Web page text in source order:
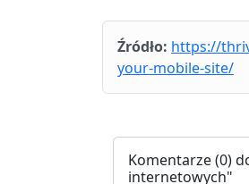
Źródło: https://
your-mobile-site/
Komentarze(0)
internetowych"